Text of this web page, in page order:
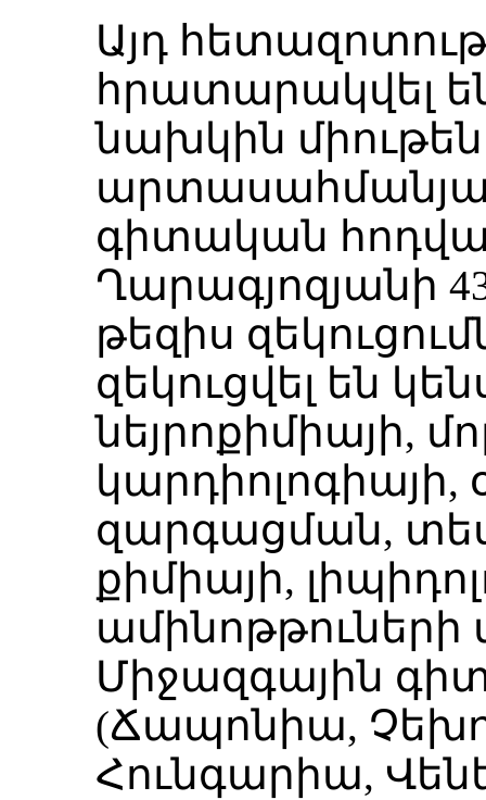
Այդ
հրատարակվել
նախկին
գիտական
Ղարագյոզյանի
թեզիս
զեկուցվել են
նեյրոքիմիայի,
զարգացման,
քիմիայի,
ամինոթթուների
Միջազգային
(Ճապոնիա,
Հունգարիա,